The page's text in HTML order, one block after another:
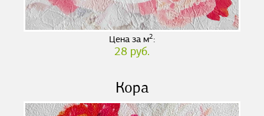
Цена за м2:
28 руб.
Кора